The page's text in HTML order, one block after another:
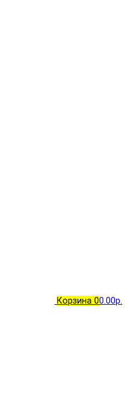
Корзина 00.00р.